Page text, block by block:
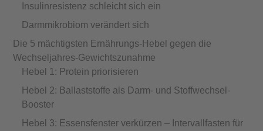
Insulinresistenz schleicht sich ein
Darmmikrobiom verändert sich
Die 5 mächtigsten Ernährungs-Hebel gegen die
Wechseljahres-Gewichtszunahme
Hebel 1: Protein priorisieren
Hebel 2: Ballaststoffe als Darm- und Stoffwechsel-
Booster
Hebel 3: Essensfenster verkürzen – Intervallfasten für